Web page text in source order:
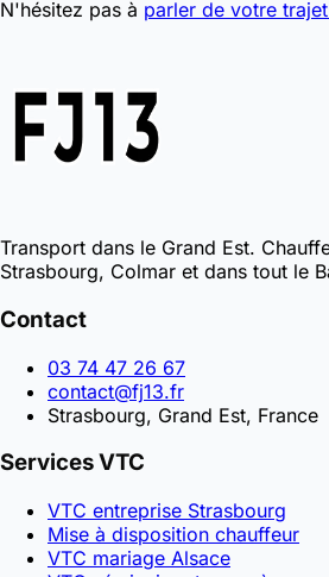
N'hésitez pas à parler de votre
Transport dans le Grand Est.
Strasbourg, Colmar et dans tout le
Contact
03 74 47 26 67
contact@fj13.fr
Strasbourg, Grand Est, France
Services VTC
VTC entreprise Strasbourg
Mise à disposition chauffeur
VTC mariage Alsace